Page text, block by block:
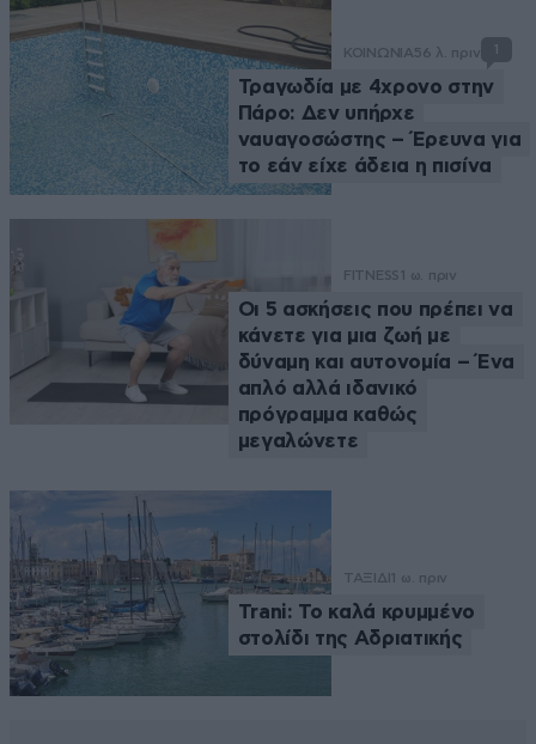
ΚΟΙΝΩΝΙΑ56 λ. πριν 1
Τραγωδία με 4χρονο στην
Πάρο: Δεν υπήρχε
ναυαγοσώστης – Έρευνα για
το εάν είχε άδεια η πισίνα
FITNESS 1 ω. πριν
Οι 5 ασκήσεις που πρέπει να
κάνετε για μια ζωή με
δύναμη και αυτονομία – Ένα
απλό αλλά ιδανικό
πρόγραμμα καθώς
μεγαλώνετε
ΤΑΞΙΔΙ 1 ω. πριν
Trani: Το καλά κρυμμένο
στολίδι της Αδριατικής